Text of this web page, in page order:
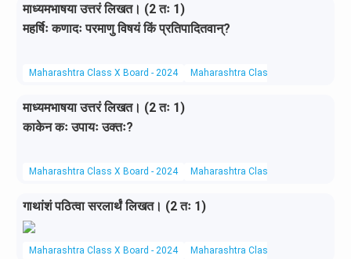
माध्यमभाषया उत्तरं लिखत। (2 तः 1)
महर्षिः कणादः परमाणु विषयं किं प्रतिपादितवान्?
Maharashtra Class X Board - 2024 Maharashtra Class X Board
माध्यमभाषया उत्तरं लिखत। (2 तः 1)
काकेन कः उपायः उक्तः?
Maharashtra Class X Board - 2024 Maharashtra Class X Board
गाथांशं पठित्वा सरलार्थं लिखत। (2 तः 1)
Maharashtra Class X Board - 2024 Maharashtra Class X Board